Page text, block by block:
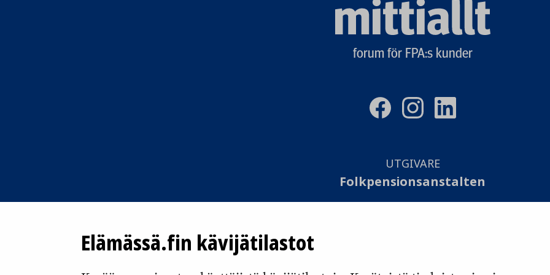
Elämässä.fin kävijätilastot
Mittiallt
forum för FPA:s kunder
UTGIVARE
Folkpensionsanstalten